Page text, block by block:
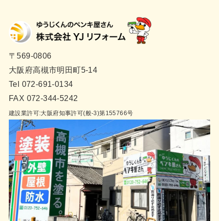
〒569-0806
大阪府高槻市明田町5-14
Tel 072-691-0134
FAX 072-344-5242
建設業許可:大阪府知事許可(般-3)第155766号